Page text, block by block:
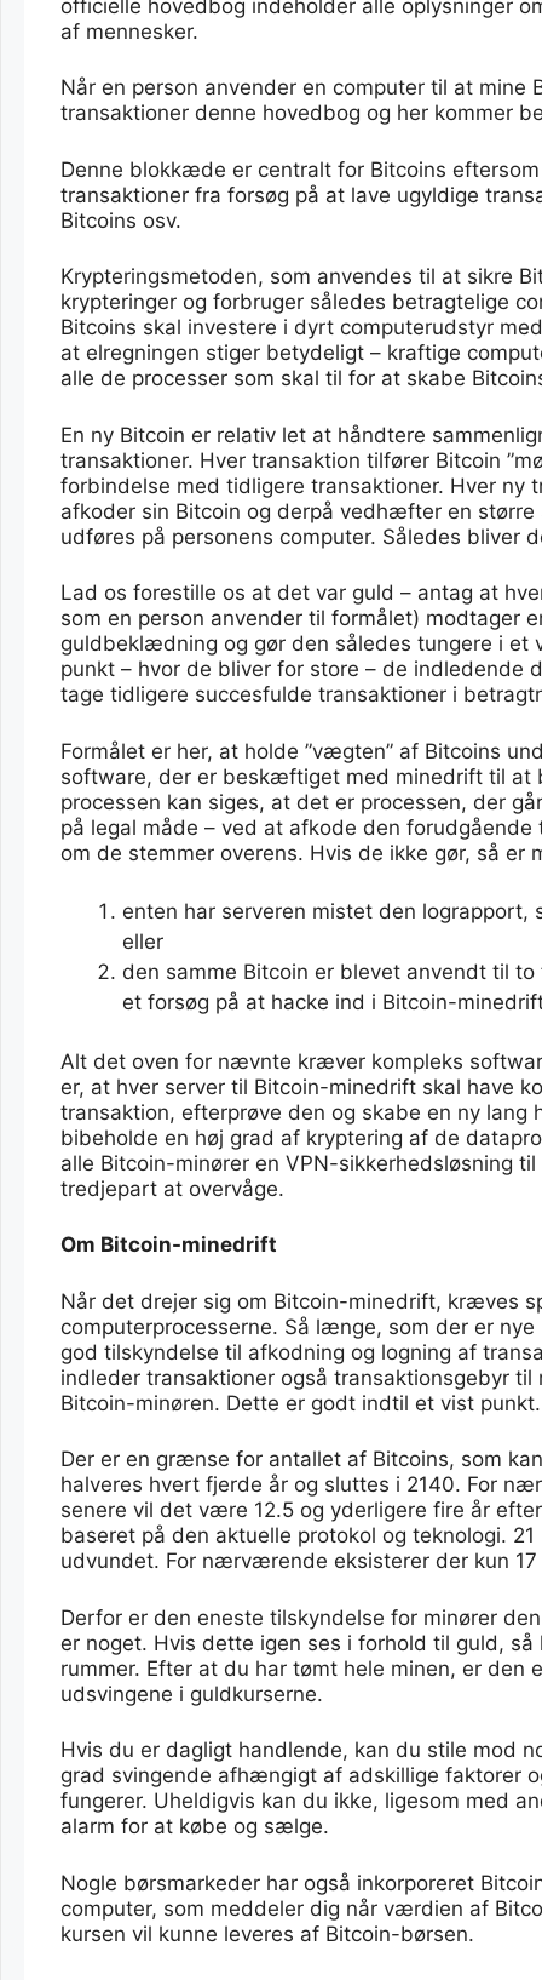
officielle hovedbog indeholder alle oplysninger
af mennesker.
Når en person anvender en computer til at
transaktioner denne hovedbog og her kommer
Denne blokkæde er centralt for Bitcoins
transaktioner fra forsøg på at lave ugyldige
Bitcoins osv.
Krypteringsmetoden, som anvendes til at sikre
krypteringer og forbruger således betragtelige
Bitcoins skal investere i dyrt computerudstyr
at elregningen stiger betydeligt – kraftige
alle de processer som skal til for at skabe
En ny Bitcoin er relativ let at håndtere
transaktioner. Hver transaktion tilfører Bitcoin
forbindelse med tidligere transaktioner. Hver
afkoder sin Bitcoin og derpå vedhæfter en
udføres på personens computer. Således bliver
Lad os forestille os at det var guld – antag at
som en person anvender til formålet) modtager
guldbeklædning og gør den således tungere i et
punkt – hvor de bliver for store – de
tage tidligere succesfulde transaktioner i
Formålet er her, at holde ”vægten” af Bitcoins
software, der er beskæftiget med minedrift til at
processen kan siges, at det er processen, der
på legal måde – ved at afkode den
om de stemmer overens. Hvis de ikke gør, så er
enten har serveren mistet den
eller
den samme Bitcoin er blevet anvendt til
et forsøg på at hacke ind i Bitcoin-
Alt det oven for nævnte kræver kompleks
er, at hver server til Bitcoin-minedrift skal have
transaktion, efterprøve den og skabe en ny
bibeholde en høj grad af kryptering af de
alle Bitcoin-minører en VPN-sikkerhedsløsning
tredjepart at overvåge.
Om Bitcoin-minedrift
Når det drejer sig om Bitcoin-minedrift, kræves
computerprocesserne. Så længe, som der er
god tilskyndelse til afkodning og logning af
indleder transaktioner også transaktionsgebyr
Bitcoin-minøren. Dette er godt indtil et vist punkt.
Der er en grænse for antallet af Bitcoins, som
halveres hvert fjerde år og sluttes i 2140. For
senere vil det være 12.5 og yderligere fire år
baseret på den aktuelle protokol og teknologi.
udvundet. For nærværende eksisterer der kun 17
Derfor er den eneste tilskyndelse for minører
er noget. Hvis dette igen ses i forhold til guld,
rummer. Efter at du har tømt hele minen, er
udsvingene i guldkurserne.
Hvis du er dagligt handlende, kan du stile mod
grad svingende afhængigt af adskillige faktorer
fungerer. Uheldigvis kan du ikke, ligesom med
alarm for at købe og sælge.
Nogle børsmarkeder har også inkorporeret
computer, som meddeler dig når værdien af
kursen vil kunne leveres af Bitcoin-børsen.